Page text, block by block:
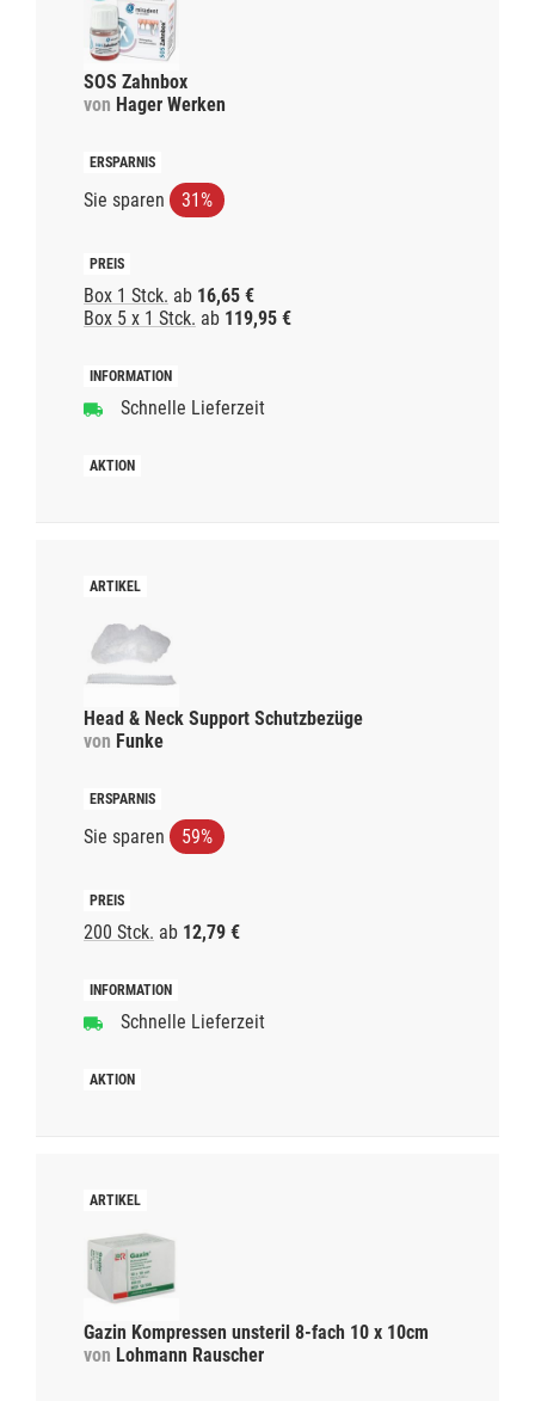
SOS Zahnbox
von Hager Werken
Sie sparen 31%
Box 1 Stck. ab 16,65 €
Box 5 x 1 Stck. ab 119,95 €
Schnelle Lieferzeit
Head & Neck Support Schutzbezüge
von Funke
Sie sparen 59%
200 Stck. ab 12,79 €
Schnelle Lieferzeit
Gazin Kompressen unsteril 8-fach 10 x 10cm
von Lohmann Rauscher